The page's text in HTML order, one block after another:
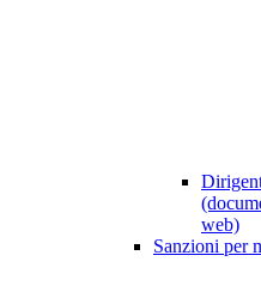
web)
Sanzioni per